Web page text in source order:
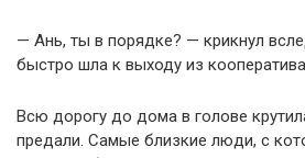
— Ань, ты в порядке? — крикнул
быстро шла к выходу из
Всю дорогу до дома в голове
предали. Самые близкие люди, с